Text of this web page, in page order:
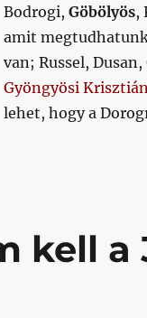
Bodrogi, Göbölyös,
amit
van; Russel,
Gyöngyösi
lehet, hogy a
kell